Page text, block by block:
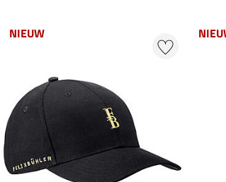
NIEUW